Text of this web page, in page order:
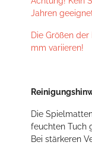
Jahren
Die Größen
mm variieren!
Die
feuchten Tuch
Bei stärkeren